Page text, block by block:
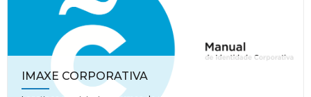
IMAXE CORPORATIVA